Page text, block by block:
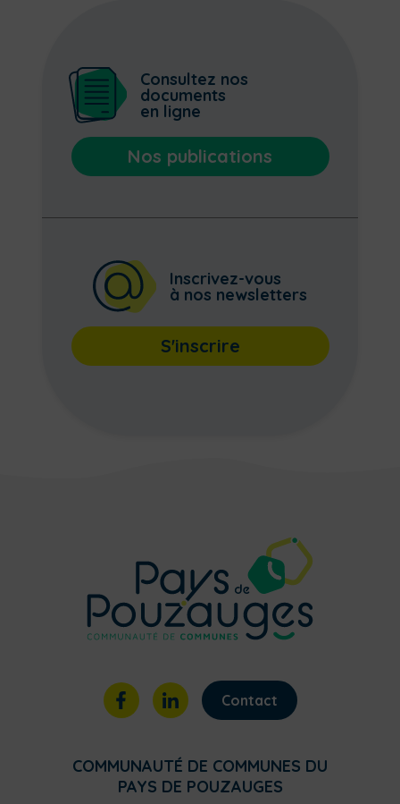
Consultez nos
documents
en ligne
Nos publications
Inscrivez-vous
à nos newsletters
S'inscrire
Contact
COMMUNAUTÉ DE COMMUNES DU
PAYS DE POUZAUGES